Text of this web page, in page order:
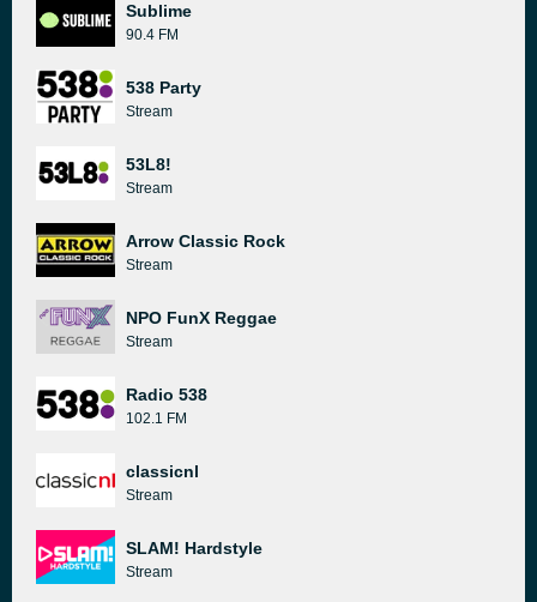
Sublime
90.4 FM
538 Party
Stream
53L8!
Stream
Arrow Classic Rock
Stream
NPO FunX Reggae
Stream
Radio 538
102.1 FM
classicnl
Stream
SLAM! Hardstyle
Stream